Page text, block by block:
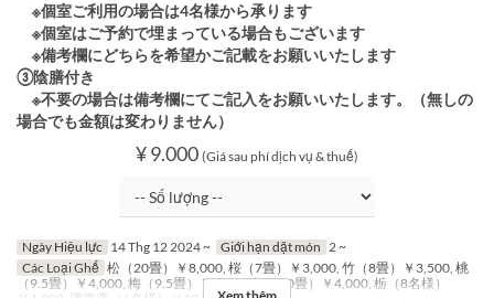
※個室ご利用の場合は4名様から承ります
※個室はご予約で埋まっている場合もございます
※備考欄にどちらを希望かご記載をお願いいたします
③陰膳付き
※不要の場合は備考欄にてご記入をお願いいたします。（無しの
場合でも金額は変わりません）
¥ 9.000 (Giá sau phí dịch vụ & thuế)
Ngày Hiệu lực 14 Thg 12 2024 ~ Giới hạn dặt món 2 ~
Các Loại Ghế 松（20畳）￥8,000, 桜（7畳）￥3,000, 竹（8畳）￥3,500, 桃
（9.5畳）￥4,000, 梅（9.5畳）￥4,000, 桐（10畳）￥4,000, 栃（8名様）